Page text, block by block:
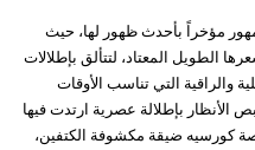
مؤخراً بأحدث ظهور لها، حيث
الطويل المعتاد، لتتألق بإطلالات
والراقية التي تناسب الأوقات
الأنظار بإطلالة عصرية ارتدت فيها
كورسيه ضيقة مكشوفة الكتفين،